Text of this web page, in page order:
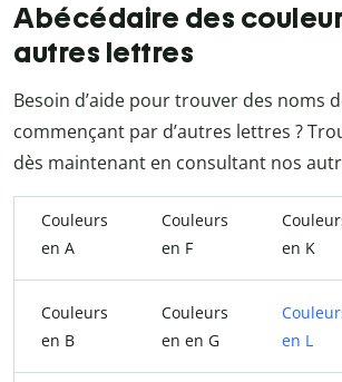
Abécédaire des
autres lettres
Besoin d’aide pour trouver des noms
commençant par d’autres lettres ?
dès maintenant en consultant nos
Couleurs
en A
Couleurs
en F
en K
Couleurs
en B
Couleurs
en en G
en L